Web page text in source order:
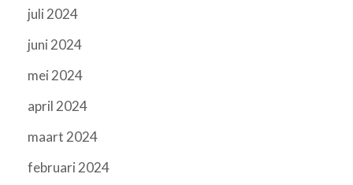
juli 2024
juni 2024
mei 2024
april 2024
maart 2024
februari 2024